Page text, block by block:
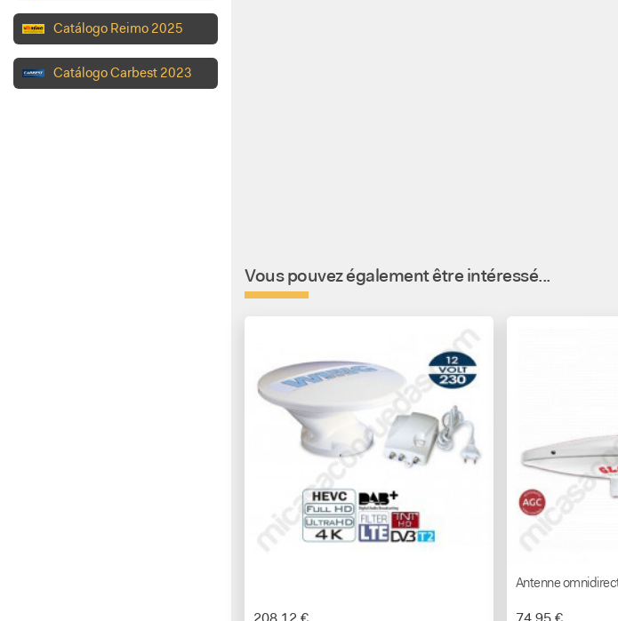
Catálogo Reimo 2025
Catálogo Carbest 2023
Vous pouvez également être intéressé...
Antenne